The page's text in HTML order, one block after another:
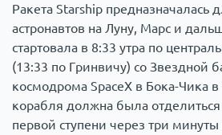
Ракета Starship предназначалась
астронавтов на Луну, Марс и
стартовала в 8:33 утра по
(13:33 по Гринвичу) со Звездной
космодрома SpaceX в Бока-Чика в
корабля должна была отделиться
первой ступени через три минуты